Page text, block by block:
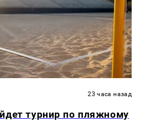
23 часа назад
турнир по пляжному